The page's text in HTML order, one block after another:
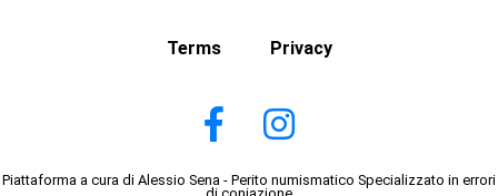
Terms Privacy
Piattaforma a cura di Alessio Sena - Perito numismatico Specializzato in errori